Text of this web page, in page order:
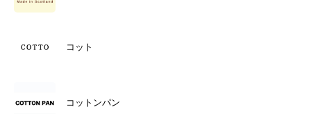
コット
コットンパン